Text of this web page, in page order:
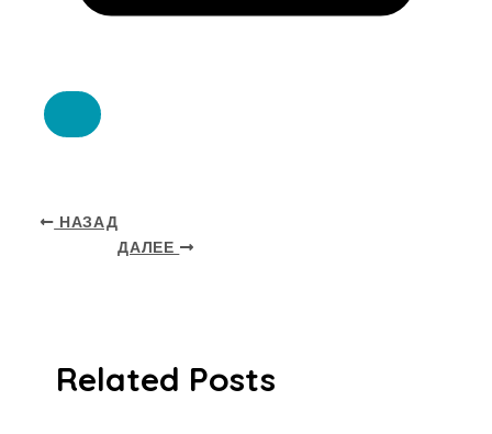
НАЗАД
ДАЛЕЕ
Related Posts